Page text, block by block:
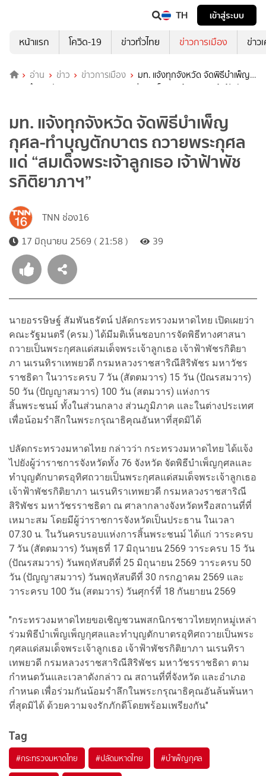
TH
เข้าสู่ระบบ
หน้าแรก
โควิด-19 ข่าวทั่วไทย ข่าวการเมือง ข่าว
อ่าน ข่าว ข่าวการเมือง
มท. แจ้งทุกจังหวัด จัดพิธีบำเพ็ญ
กุศล-ทำบุญตักบาตร ถวายพระกุศลแด่ “สมเด็จพระเจ้าลูกเธอ เจ้าฟ้าพัชรกิ
มท. แจ้งทุกจังหวัด จัดพิธีบำเพ็ญ
กุศล-ทำบุญตักบาตร ถวายพระกุศล
แด่ “สมเด็จพระเจ้าลูกเธอ เจ้าฟ้าพัช
รกิติยาภาฯ”
TNN ช่อง16
17 มิถุนายน 2569 ( 21:58 )
39
นายอรรษิษฐ์ สัมพันธรัตน์ ปลัดกระทรวงมหาดไทย เปิดเผยว่า
คณะรัฐมนตรี (ครม.) ได้มีมติเห็นชอบการจัดพิธีทางศาสนา
ถวายเป็นพระกุศลแด่สมเด็จพระเจ้าลูกเธอ เจ้าฟ้าพัชรกิติยา
ภา นเรนทิราเทพยวดี กรมหลวงราชสาริณีสิริพัชร มหาวัชร
ราชธิดา ในวาระครบ 7 วัน (สัตตมวาร) 15 วัน (ปัณรสมวาร)
50 วัน (ปัญญาสมวาร) 100 วัน (สตมวาร) แห่งการ
สิ้นพระชนม์ ทั้งในส่วนกลาง ส่วนภูมิภาค และในต่างประเทศ
เพื่อน้อมรำลึกในพระกรุณาธิคุณอันหาที่สุดมิได้
ปลัดกระทรวงมหาดไทย กล่าวว่า กระทรวงมหาดไทย ได้แจ้ง
ไปยังผู้ว่าราชการจังหวัดทั้ง 76 จังหวัด จัดพิธีบำเพ็ญกุศลและ
ทำบุญตักบาตรอุทิศถวายเป็นพระกุศลแด่สมเด็จพระเจ้าลูกเธอ
เจ้าฟ้าพัชรกิติยาภา นเรนทิราเทพยวดี กรมหลวงราชสาริณี
สิริพัชร มหาวัชรราชธิดา ณ ศาลากลางจังหวัดหรือสถานที่ที่
เหมาะสม โดยมีผู้ว่าราชการจังหวัดเป็นประธาน ในเวลา
07.30 น. ในวันครบรอบแห่งการสิ้นพระชนม์ ได้แก่ วาระครบ
7 วัน (สัตตมวาร) วันพุธที่ 17 มิถุนายน 2569 วาระครบ 15 วัน
(ปัณรสมวาร) วันพฤหัสบดีที่ 25 มิถุนายน 2569 วาระครบ 50
วัน (ปัญญาสมวาร) วันพฤหัสบดีที่ 30 กรกฎาคม 2569 และ
วาระครบ 100 วัน (สตมวาร) วันศุกร์ที่ 18 กันยายน 2569
"กระทรวงมหาดไทยขอเชิญชวนพสกนิกรชาวไทยทุกหมู่เหล่า
ร่วมพิธีบำเพ็ญเพ็ญกุศลและทำบุญตักบาตรอุทิศถวายเป็นพระ
กุศลแด่สมเด็จพระเจ้าลูกเธอ เจ้าฟ้าพัชรกิติยาภา นเรนทิรา
เทพยวดี กรมหลวงราชสาริณีสิริพัชร มหาวัชรราชธิดา ตาม
กำหนดวันและเวลาดังกล่าว ณ สถานที่ที่จังหวัด และอำเภอ
กำหนด เพื่อร่วมกันน้อมรำลึกในพระกรุณาธิคุณอันล้นพ้นหา
ที่สุดมิได้ ด้วยความจงรักภักดีโดยพร้อมเพรียงกัน"
Tag
#กระทรวงมหาดไทย #ปลัดมหาดไทย #บำเพ็ญกุศล